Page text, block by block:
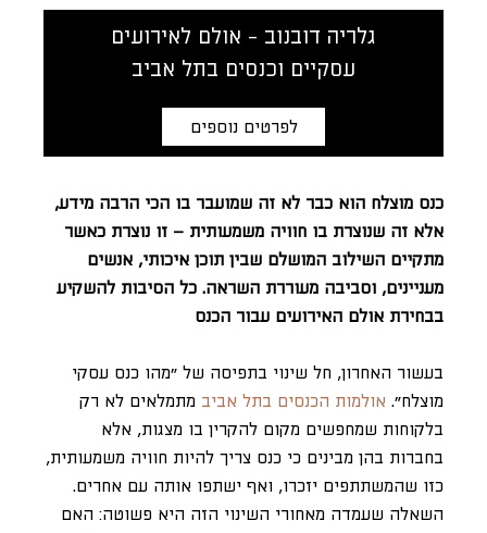
גלריה דובנוב - אולם לאירועים
עסקיים וכנסים בתל אביב
לפרטים נוספים
כנס מוצלח הוא כבר לא זה שמועבר בו הכי הרבה מידע,
אלא זה שנוצרת בו חוויה משמעותית – זו נוצרת כאשר
מתקיים השילוב המושלם שבין תוכן איכותי, אנשים
מעניינים, וסביבה מעוררת השראה. כל הסיבות להשקיע
בבחירת אולם האירועים עבור הכנס
בעשור האחרון, חל שינוי בתפיסה של ״מהו כנס עסקי
מוצלח״. אולמות הכנסים בתל אביב מתמלאים לא רק
בלקוחות שמחפשים מקום להקרין בו מצגות, אלא
בחברות בהן מבינים כי כנס צריך להיות חוויה משמעותית,
כזו שהמשתתפים יזכרו, ואף ישתפו אותה עם אחרים.
השאלה שעמדה מאחורי השינוי הזה היא פשוטה: האם